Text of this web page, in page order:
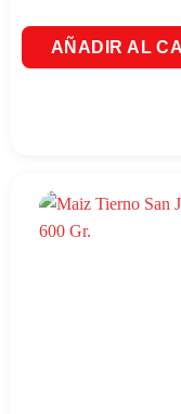
AÑADIR AL